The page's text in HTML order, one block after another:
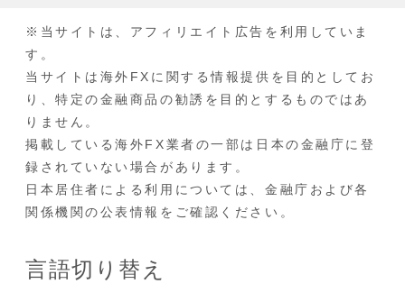
※当サイトは、アフィリエイト広告を利用していま
す。
当サイトは海外FXに関する情報提供を目的としてお
り、特定の金融商品の勧誘を目的とするものではあ
りません。
掲載している海外FX業者の一部は日本の金融庁に登
録されていない場合があります。
日本居住者による利用については、金融庁および各
関係機関の公表情報をご確認ください。
言語切り替え